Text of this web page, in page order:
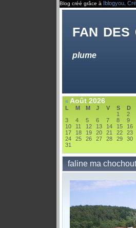
Blog créé grâce à Iblogyou
fan des
plume
« Août 2026
L M M J V S
D
1
2
3
4 5 6 7 8
9
10
11 12 13 14 15
16
17
18 19 20 21 22
23
24
25 26 27 28 29
30
31
faline ma